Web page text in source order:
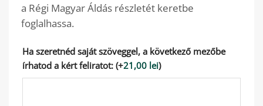
a Régi Magyar Áldás részletét keretbe
foglalhassa.
Ha szeretnéd saját szöveggel, a következő mezőbe
írhatod a kért feliratot: (+21,00 lei)